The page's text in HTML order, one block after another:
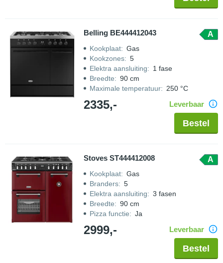
Belling BE444412043 A
Kookplaat: Gas
Kookzones: 5
Elektra aansluiting: 1 fase
Breedte: 90 cm
Maximale temperatuur: 250 °C
2335,- Leverbaar
Bestel
Stoves ST444412008 A
Kookplaat: Gas
Branders: 5
Elektra aansluiting: 3 fasen
Breedte: 90 cm
Pizza functie: Ja
2999,- Leverbaar
Bestel